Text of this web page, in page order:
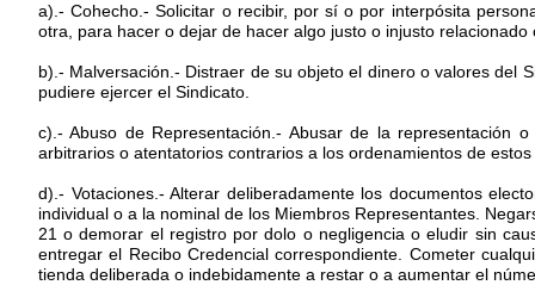
a).- Cohecho.- Solicitar o recibir, por sí o por interpósita
otra, para hacer o dejar de hacer algo justo o injusto relacionado
b).- Malversación.- Distraer de su objeto el dinero o valores del
pudiere ejercer el Sindicato.
c).- Abuso de Representación.- Abusar de la representación
arbitrarios o atentatorios contrarios a los ordenamientos de
d).- Votaciones.- Alterar deliberadamente los documentos
individual o a la nominal de los Miembros Representantes.
21 o demorar el registro por dolo o negligencia o eludir sin
entregar el Recibo Credencial correspondiente. Cometer
tienda deliberada o indebidamente a restar o a aumentar el